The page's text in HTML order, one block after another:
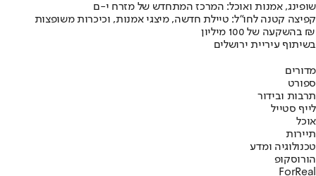
שופינג, אמנות ואוכל: המרכז המתחדש של מזרח י-ם
קפיצה קטנה לחו"ל: טיילת חדשה, מיצגי אמנות, וכיכרות משופצות
בהשקעה של 100 מיליון ₪
בשיתוף עיריית ירושלים
מדורים
ספורט
תרבות ובידור
לייף סטייל
אוכל
תיירות
טכנולוגיה ומדע
הורוסקופ
ForReal